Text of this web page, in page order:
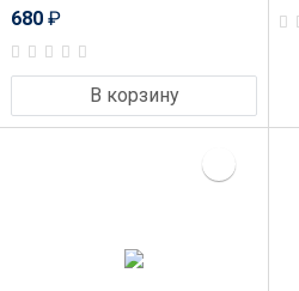
680 ₽
В корзину